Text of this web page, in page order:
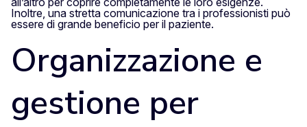
Inoltre, una stretta comunicazione tra i professionisti può
essere di grande beneficio per il paziente.
Organizzazione e
gestione per